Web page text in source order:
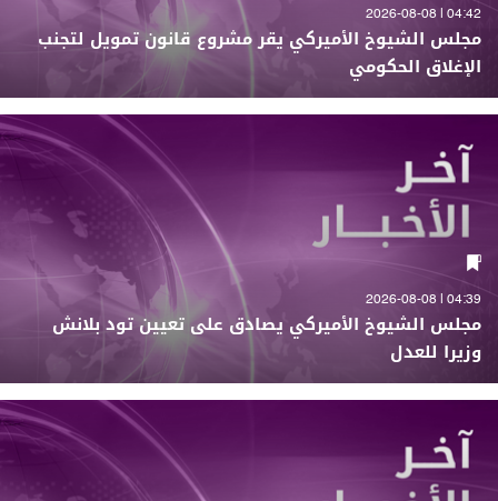
04:42 | 2026-08-08
مجلس الشيوخ الأميركي يقر مشروع قانون تمويل لتجنب
الإغلاق الحكومي
04:39 | 2026-08-08
مجلس الشيوخ الأميركي يصادق على تعيين تود بلانش
وزيرا للعدل